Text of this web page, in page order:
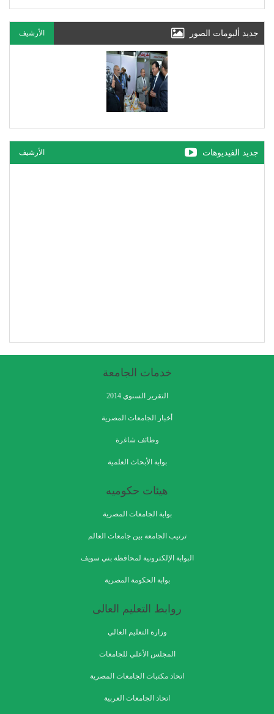
جديد ألبومات الصور الأرشيف
جديد الفيديوهات الأرشيف
خدمات الجامعة
التقرير السنوي 2014
أخبار الجامعات المصرية
وظائف شاغرة
بوابة الأبحاث العلمية
هيئات حكوميه
بوابة الجامعات المصرية
ترتيب الجامعة بين جامعات العالم
البوابة الإلكترونية لمحافظة بني سويف
بوابة الحكومة المصرية
روابط التعليم العالى
وزارة التعليم العالي
المجلس الأعلي للجامعات
اتحاد مكتبات الجامعات المصرية
اتحاد الجامعات العربية